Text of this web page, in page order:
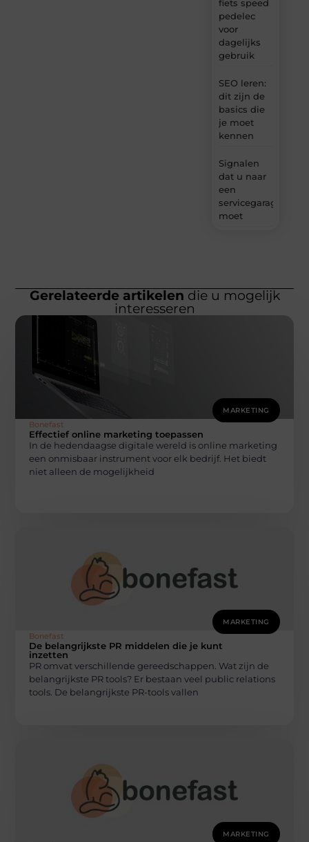
fiets speed
pedelec
voor
dagelijks
gebruik
SEO leren:
dit zijn de
basics die
je moet
kennen
Signalen
dat u naar
een
servicegarage
moet
Gerelateerde artikelen die u mogelijk
interesseren
MARKETING
Bonefast
Effectief online marketing toepassen
In de hedendaagse digitale wereld is online marketing
een onmisbaar instrument voor elk bedrijf. Het biedt
niet alleen de mogelijkheid
MARKETING
Bonefast
De belangrijkste PR middelen die je kunt
inzetten
PR omvat verschillende gereedschappen. Wat zijn de
belangrijkste PR tools? Er bestaan ​​veel public relations
tools. De belangrijkste PR-tools vallen
MARKETING